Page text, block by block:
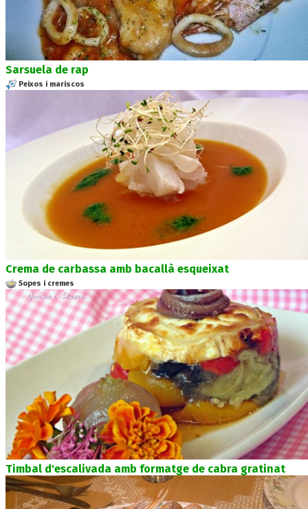
Sarsuela de rap
Peixos i mariscos
Crema de carbassa amb bacallà esqueixat
Sopes i cremes
Timbal d'escalivada amb formatge de cabra gratinat